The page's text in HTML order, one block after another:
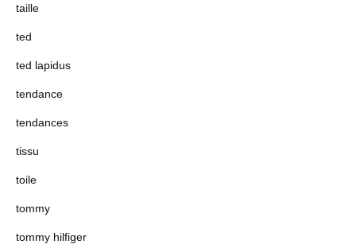
taille
ted
ted lapidus
tendance
tendances
tissu
toile
tommy
tommy hilfiger